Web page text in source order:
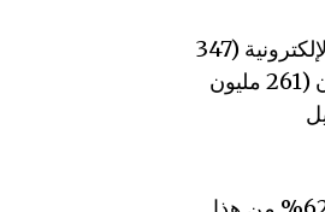
الحديد و’الصلب (1 مليار دولار) والبلاستيك (464 مليون دولار) والمعدات الكهربائية والإلكترونية (347
مليون دولار) والمركبات (331 مليون دولار) والآلات (299 مليون دولار) وغيرها, المعادن (261 مليون